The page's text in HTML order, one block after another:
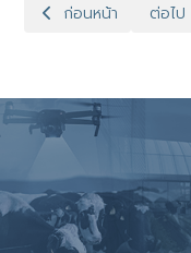
เนื้อหาก่อนหน้า: ปศุสั
ก่อนหน้า เนื้อ
ต่อไป